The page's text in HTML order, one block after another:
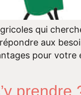
qui
aux
pour
prendre